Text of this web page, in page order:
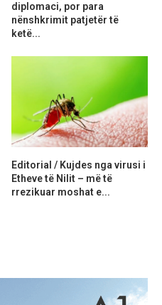
diplomaci, por para
nënshkrimit patjetër të
ketë...
Editorial / Kujdes nga virusi i
Etheve të Nilit – më të
rrezikuar moshat e...